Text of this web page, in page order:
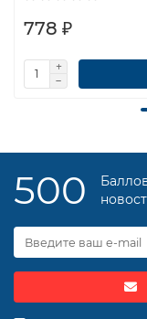
778 ₽
500